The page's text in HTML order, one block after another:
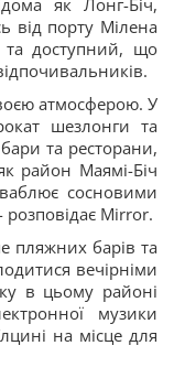
як Лонг-Біч,
від порту Мілена
та доступний, що
атмосферою. У
шезлонги та
та ресторани,
район Маямі-Біч
сосновими
Mirror.
пляжних барів та
вечірніми
в цьому районі
музики
на місце для